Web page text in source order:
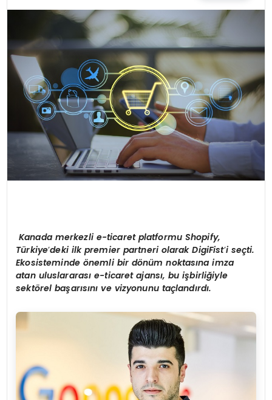
Kanada merkezli e-ticaret platformu Shopify,
Türkiye’deki ilk premier partneri olarak DigiFist’i seçti.
Ekosisteminde önemli bir dönüm noktasına imza
atan uluslararasıe-ticaret ajansı, bu işbirliğiyle
sektörel başarısınıve vizyonunu taçlandırdı.